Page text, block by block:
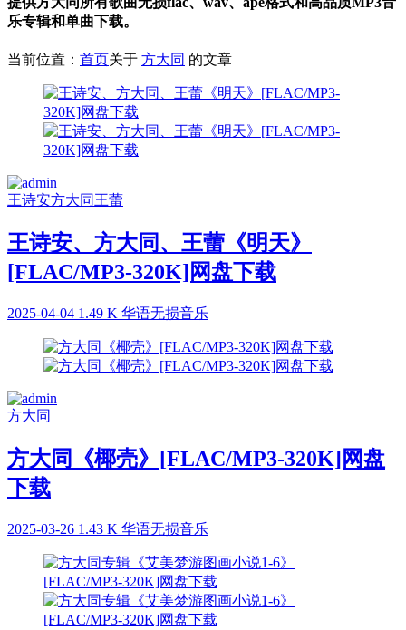
乐专辑和单曲下载。
当前位置： 首页关于 方大同 的文章
王诗安方大同 王蕾
王诗安、方大同、王蕾《明天》
[FLAC/MP3-320K]网盘下载
2025-04-04 1.49 K 华语无损音乐
方大同
方大同《椰壳》[FLAC/MP3-320K]网盘
下载
2025-03-26 1.43 K 华语无损音乐